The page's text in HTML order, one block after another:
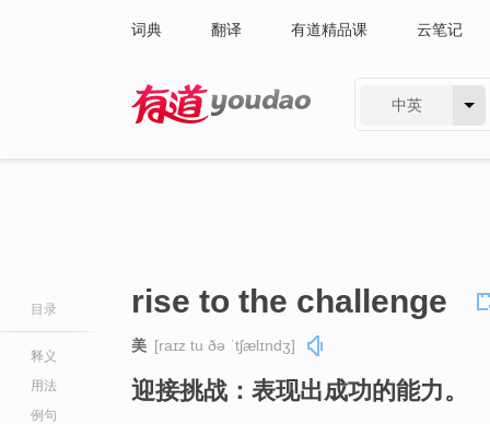
词典 翻译 有道精品课 云笔记
中英
目录
释义
用法
例句
rise to the challenge
美 [raɪz tu ðə ˈtʃælɪndʒ]
迎接挑战：表现出成功的能力。